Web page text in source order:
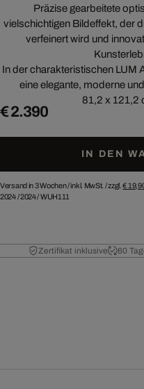
Präzise gearbeitete
vielschichtigen Bildeffekt, der
verfeinert wird und
In der charakteristischen LUM
eine elegante, moderne
81,2 x 121,2
€ 2.390
IN DEN
Versand in 3 Wochen /inkl. MwSt. / zzgl.€
2024/2024/WUH111
Zertifikat inklusive 60